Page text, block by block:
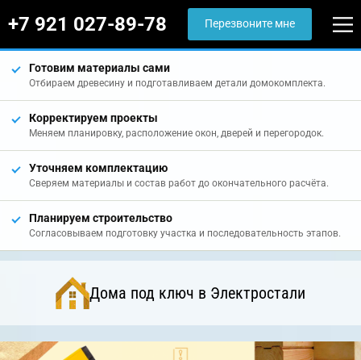
+7 921 027-89-78 Перезвоните мне
Готовим материалы сами
Отбираем древесину и подготавливаем детали домокомплекта.
Корректируем проекты
Меняем планировку, расположение окон, дверей и перегородок.
Уточняем комплектацию
Сверяем материалы и состав работ до окончательного расчёта.
Планируем строительство
Согласовываем подготовку участка и последовательность этапов.
Дома под ключ в Электростали